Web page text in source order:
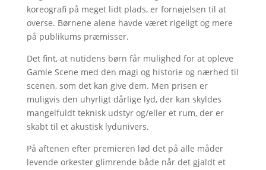
koreografi på meget lidt plads, er fornøjelsen til at
overse. Børnene alene havde været rigeligt og mere
på publikums præmisser.
Det fint, at nutidens børn får mulighed for at opleve
Gamle Scene med den magi og historie og nærhed til
scenen, som det kan give dem. Men prisen er
muligvis den uhyrligt dårlige lyd, der kan skyldes
mangelfuldt teknisk udstyr og/eller et rum, der er
skabt til et akustisk lydunivers.
På aftenen efter premieren lød det på alle måder
levende orkester glimrende både når det gjaldt et